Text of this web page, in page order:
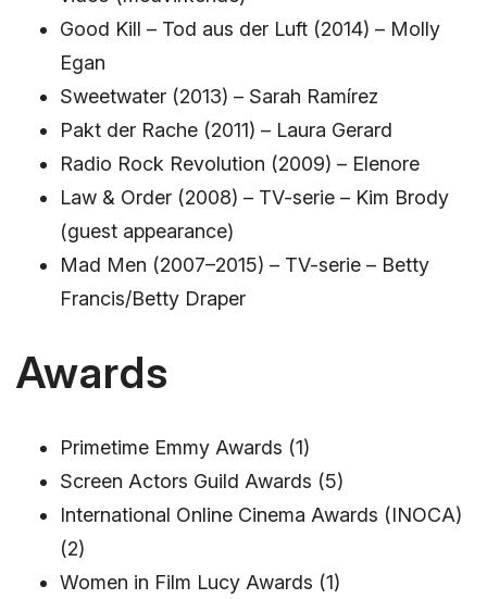
Good Kill – Tod aus der Luft (2014) – Molly
Egan
Sweetwater (2013) – Sarah Ramírez
Pakt der Rache (2011) – Laura Gerard
Radio Rock Revolution (2009) – Elenore
Law & Order (2008) – TV-serie – Kim Brody
(guest appearance)
Mad Men (2007–2015) – TV-serie – Betty
Francis/Betty Draper
Awards
Primetime Emmy Awards (1)
Screen Actors Guild Awards (5)
International Online Cinema Awards (INOCA)
(2)
Women in Film Lucy Awards (1)